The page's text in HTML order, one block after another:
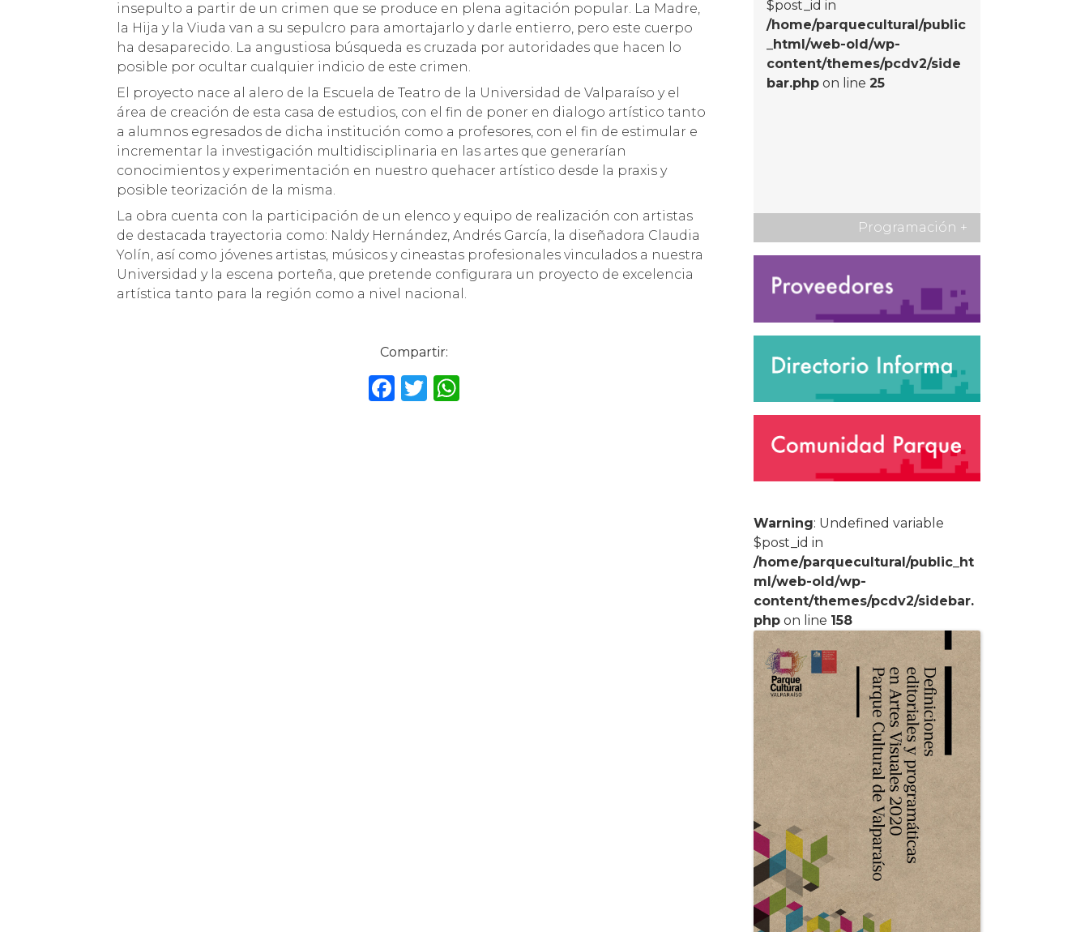
insepulto a partir de un crimen que se produce en plena agitación popular. La Madre,
la Hija y la Viuda van a su sepulcro para amortajarlo y darle entierro, pero este cuerpo
ha desaparecido. La angustiosa búsqueda es cruzada por autoridades que hacen lo
posible por ocultar cualquier indicio de este crimen.
El proyecto nace al alero de la Escuela de Teatro de la Universidad de Valparaíso y el
área de creación de esta casa de estudios, con el fin de poner en dialogo artístico tanto
a alumnos egresados de dicha institución como a profesores, con el fin de estimular e
incrementar la investigación multidisciplinaria en las artes que generarían
conocimientos y experimentación en nuestro quehacer artístico desde la praxis y
posible teorización de la misma.
La obra cuenta con la participación de un elenco y equipo de realización con artistas
de destacada trayectoria como: Naldy Hernández, Andrés García, la diseñadora Claudia
Yolín, así como jóvenes artistas, músicos y cineastas profesionales vinculados a nuestra
Universidad y la escena porteña, que pretende configurara un proyecto de excelencia
artística tanto para la región como a nivel nacional.
Compartir:
F T W
$post_id in
/home/parquecultural/public
_html/web-old/wp-
content/themes/pcdv2/side
bar.php on line25
Programación +
Warning: Undefined variable
$post_id in
/home/parquecultural/public_ht
ml/web-old/wp-
content/themes/pcdv2/sidebar.
php on line 158